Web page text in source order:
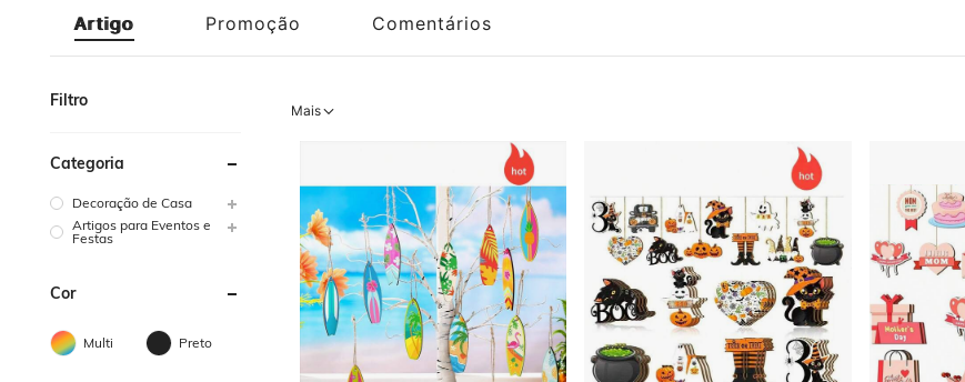
Artigo Promoção Comentários
Filtro
Categoria
Decoração de Casa
Artigos para Eventos e
Festas
Cor
Multi Preto
Mais